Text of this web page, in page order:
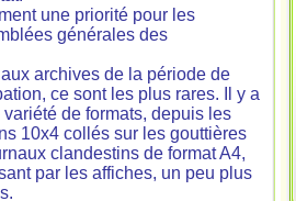
une priorité pour les
générales des
archives de la période de
ce sont les plus rares. Il y a
variété de formats, depuis les
10x4 collés sur les gouttières
clandestins de format A4,
par les affiches, un peu plus